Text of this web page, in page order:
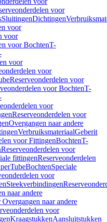
voor
SluitingenDichtingen
voor
voor
voor BochtenT-
voor
voor
Reserveonderdelen voor
voor BochtenT-
voor
Reserveonderdelen voor
Overgangen naar andere
VerbruiksmateriaalGeberit
voor FittingenBochtenT-
Reserveonderdelen voor
fittingenReserveonderdelen
BochtenSpeciale
voor
Steekverbindingen
naar andere
naar andere
voor
KraagstukkenAansluitstukken